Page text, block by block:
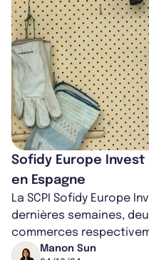
Sofidy Europe
en Espagne
La SCPI Sofidy Europe
dernières semaines,
commerces
Jacques-de-
Manon Sun